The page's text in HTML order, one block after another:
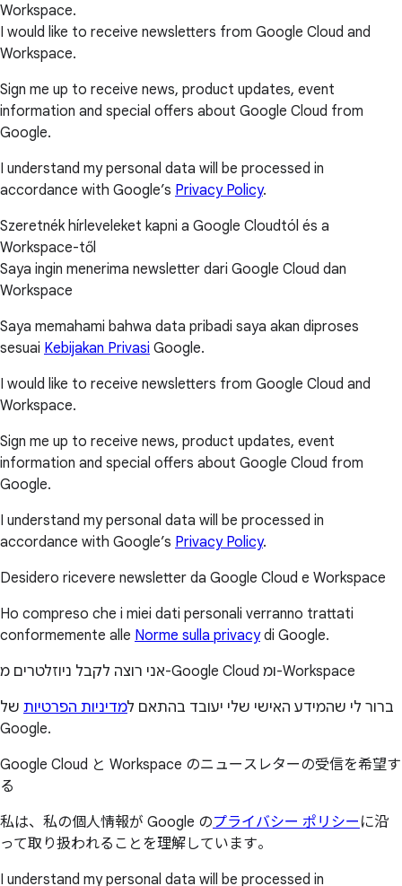
Workspace.
I would like to receive newsletters from Google Cloud and
Workspace.
Sign me up to receive news, product updates, event
information and special offers about Google Cloud from
Google.
I understand my personal data will be processed in
accordance with Google’s Privacy Policy.
Szeretnék hírleveleket kapni a Google Cloudtól és a
Workspace-től
Saya ingin menerima newsletter dari Google Cloud dan
Workspace
Saya memahami bahwa data pribadi saya akan diproses
sesuai Kebijakan Privasi Google.
I would like to receive newsletters from Google Cloud and
Workspace.
Sign me up to receive news, product updates, event
information and special offers about Google Cloud from
Google.
I understand my personal data will be processed in
accordance with Google’s Privacy Policy.
Desidero ricevere newsletter da Google Cloud e Workspace
Ho compreso che i miei dati personali verranno trattati
conformemente alle Norme sulla privacydi Google.
אני רוצה לקבל ניוזלטרים מ-Google Cloud ומ-Workspace
ברור לי שהמידע האישי שלי יעובד בהתאם למדיניות הפרטיות של
Google.
Google Cloud と Workspace のニュースレターの受信を希望す
る
私は、私の個人情報が Google のプライバシー ポリシー に沿
って取り扱われることを理解しています。
I understand my personal data will be processed in